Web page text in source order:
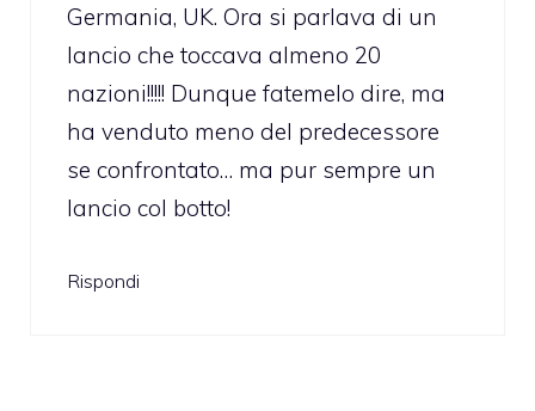
Germania, UK. Ora si parlava di un
lancio che toccava almeno 20
nazioni!!!!! Dunque fatemelo dire, ma
ha venduto meno del predecessore
se confrontato… ma pur sempre un
lancio col botto!
Rispondi